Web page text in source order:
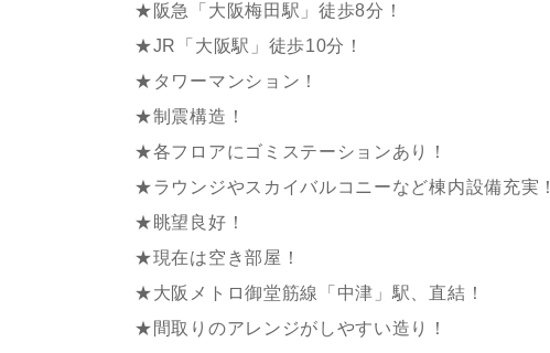
★阪急「大阪梅田駅」徒歩8分！
★JR「大阪駅」徒歩10分！
★タワーマンション！
★制震構造！
★各フロアにゴミステーションあり！
★ラウンジやスカイバルコニーなど棟内設備充実！
★眺望良好！
★現在は空き部屋！
★大阪メトロ御堂筋線「中津」駅、直結！
★間取りのアレンジがしやすい造り！